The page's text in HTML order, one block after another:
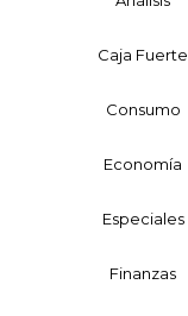
Caja Fuerte
Consumo
Economía
Especiales
Finanzas